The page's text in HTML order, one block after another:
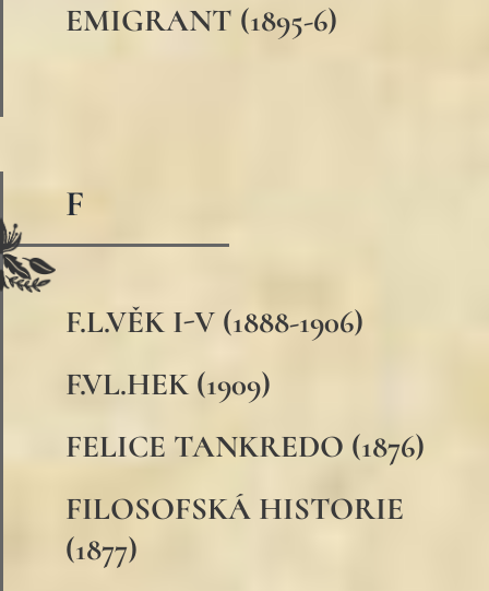
EMIGRANT (1895-6)
F
F.L.VĚK I-V (1888-1906)
F.VL.HEK (1909)
FELICE TANKREDO (1876)
FILOSOFSKÁ HISTORIE
(1877)